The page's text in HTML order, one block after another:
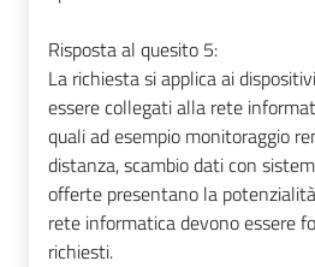
Risposta al quesito 5:
La richiesta si applica ai
essere collegati alla rete
quali ad esempio monitoraggio
distanza, scambio dati con
offerte presentano la
rete informatica devono essere
richiesti.